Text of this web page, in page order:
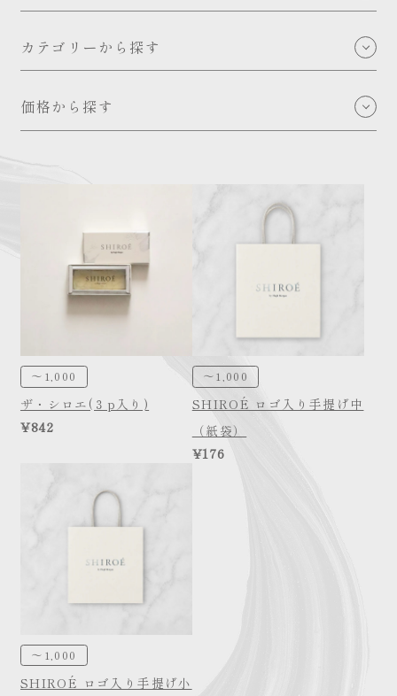
カテゴリーから探す
Cake au chocolat
THE SHIROÉ
その他アイテム
価格から探す
3,000～4,000
4,000~5,000
～1,000
ザ・シロエ(３p入り)
¥842
～1,000
SHIROÉ ロゴ入り手提げ中
（紙袋）
¥176
～1,000
SHIROÉ ロゴ入り手提げ小